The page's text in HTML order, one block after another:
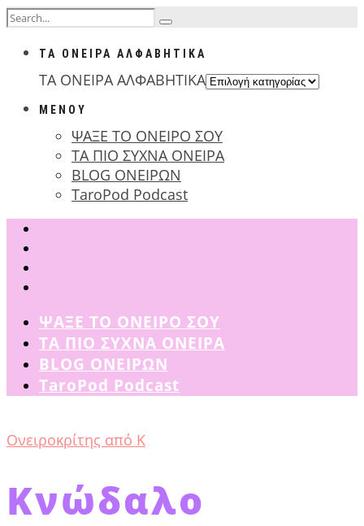
ΤΑ ΟΝΕΙΡΑ ΑΛΦΑΒΗΤΙΚΑ
ΤΑ ΟΝΕΙΡΑ ΑΛΦΑΒΗΤΙΚΑ
ΜΕΝΟΥ
ΨΑΞΕ ΤΟ ΟΝΕΙΡΟ ΣΟΥ
ΤΑ ΠΙΟ ΣΥΧΝΑ ΟΝΕΙΡΑ
BLOG ΟΝΕΙΡΩΝ
TaroPod Podcast
ΨΑΞΕ ΤΟ ΟΝΕΙΡΟ ΣΟΥ
ΤΑ ΠΙΟ ΣΥΧΝΑ ΟΝΕΙΡΑ
BLOG ΟΝΕΙΡΩΝ
TaroPod Podcast
Ονειροκρίτης από Κ
Κνώδαλο